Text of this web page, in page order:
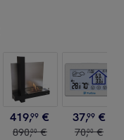
419,99 €
890,00 €
37,99 €
70,00 €